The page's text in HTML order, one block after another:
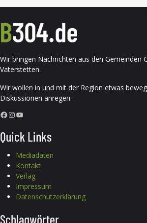
Wir bringen Nachrichten aus den Gemeinden
Vaterstetten.
Wir wollen in und mit der Region etwas
Diskussionen anregen.
Facebook InstagramYouTube
Quick Links
Mediadaten
Kontakt
Verlag
Impressum
Datenschutzerklärung
Schlagwörter